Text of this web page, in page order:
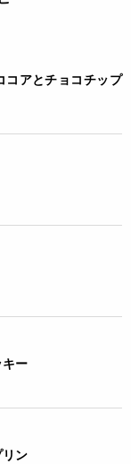
アとチョコチップ
ー
ン